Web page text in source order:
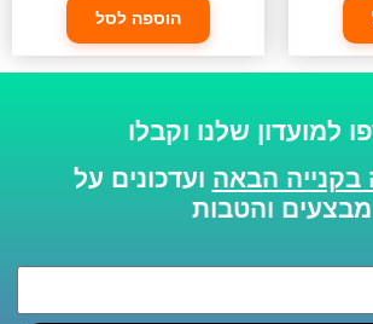
הוספה לסל
למועדון שלנו וקבלו
ועדכונים על
מבצעים והטבות